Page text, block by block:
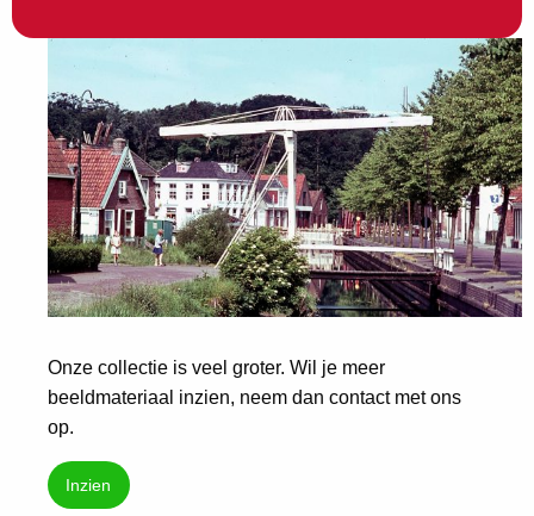
Onze collectie is veel groter. Wil je meer
beeldmateriaal inzien, neem dan contact met ons
op.
Inzien